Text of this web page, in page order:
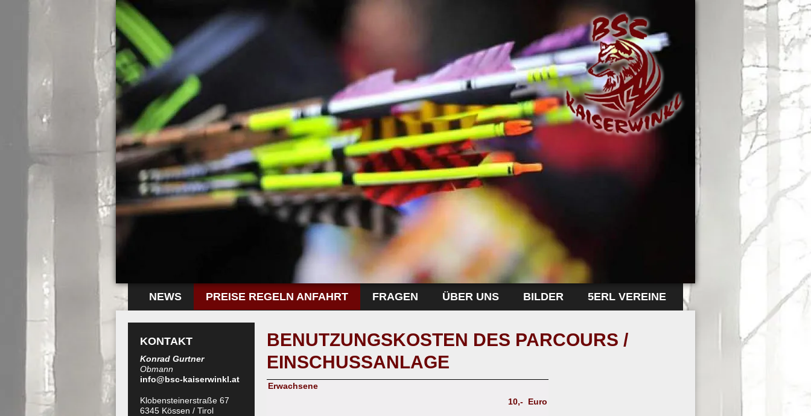
NEWS PREISE REGELN ANFAHRT FRAGEN ÜBER UNS BILDER 5ERL VEREINE
KONTAKT
Konrad Gurtner
Obmann
info@bsc-kaiserwinkl.at
Klobensteinerstraße 67
6345 Kössen / Tirol
BENUTZUNGSKOSTEN DES PARCOURS /
EINSCHUSSANLAGE
Erwachsene
10,- Euro